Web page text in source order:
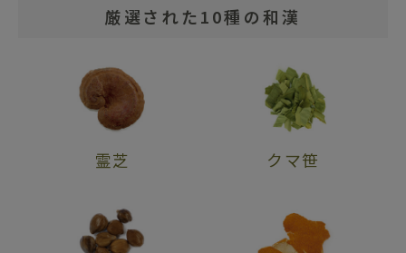
厳選された10種の和漢
霊芝 クマ笹